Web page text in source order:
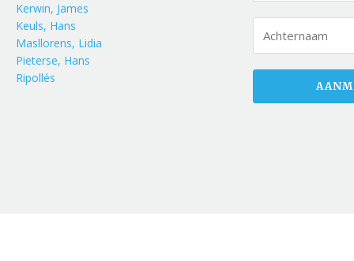
Kerwin, James
Keuls, Hans
Masllorens, Lidia
Pieterse, Hans
Ripollés